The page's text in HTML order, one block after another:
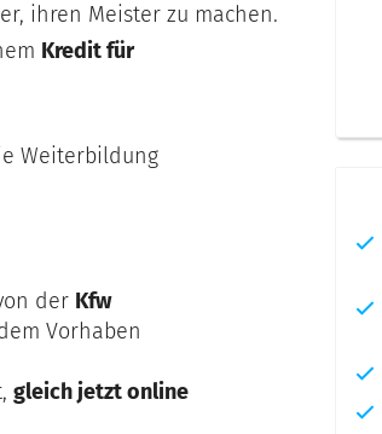
ihren Meister zu machen.
Kredit für
Weiterbildung
der Kfw
Vorhaben
gleich jetzt online